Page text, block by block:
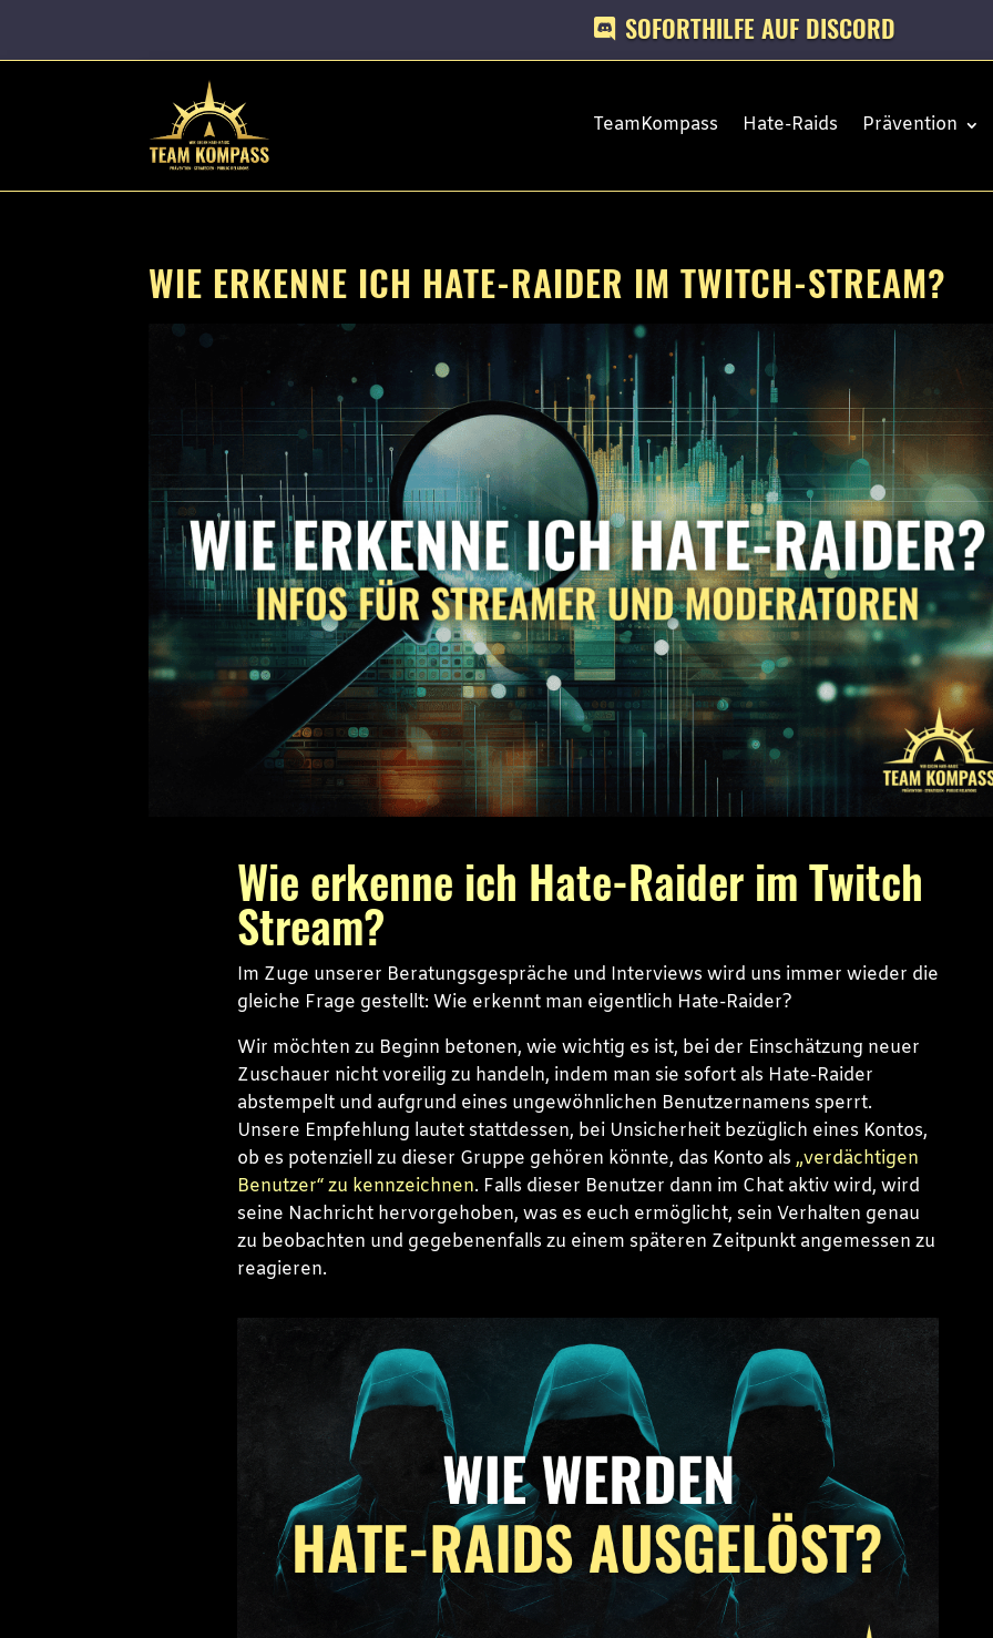
SOFORTHILFE AUF DISCORD
TeamKompass Hate-Raids Prävention
WIE ERKENNE ICH HATE-RAIDER IM TWITCH-STREAM?
Wie erkenne ich Hate-Raider im Twitch
Stream?
Im Zuge unserer Beratungsgespräche und Interviews wird uns immer wieder die
gleiche Frage gestellt: Wie erkennt man eigentlich Hate-Raider?
Wir möchten zu Beginn betonen, wie wichtig es ist, bei der Einschätzung neuer
Zuschauer nicht voreilig zu handeln, indem man sie sofort als Hate-Raider
abstempelt und aufgrund eines ungewöhnlichen Benutzernamens sperrt.
Unsere Empfehlung lautet stattdessen, bei Unsicherheit bezüglich eines Kontos,
ob es potenziell zu dieser Gruppe gehören könnte, das Konto als „verdächtigen
Benutzer“ zu kennzeichnen. Falls dieser Benutzer dann im Chat aktiv wird, wird
seine Nachricht hervorgehoben, was es euch ermöglicht, sein Verhalten genau
zu beobachten und gegebenenfalls zu einem späteren Zeitpunkt angemessen zu
reagieren.